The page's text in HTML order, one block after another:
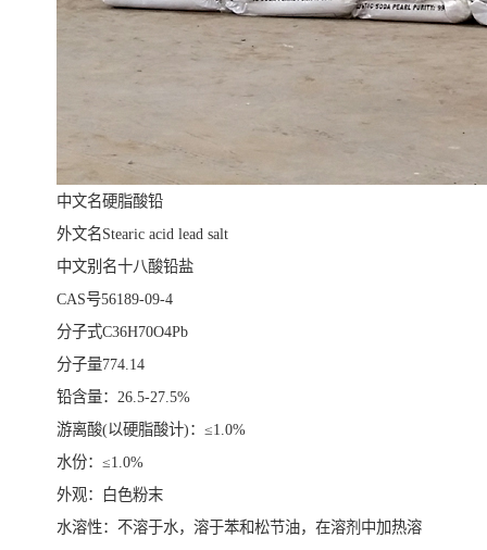
中文名硬脂酸铅
外文名Stearic acid lead salt
中文别名十八酸铅盐
CAS号56189-09-4
分子式C36H70O4Pb
分子量774.14
铅含量：26.5-27.5%
游离酸(以硬脂酸计)：≤1.0%
水份：≤1.0%
外观：白色粉末
水溶性：不溶于水，溶于苯和松节油，在溶剂中加热溶